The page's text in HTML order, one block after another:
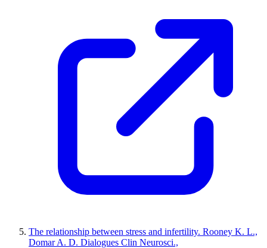
The relationship between stress and infertility. Rooney K. L.,
Domar A. D. Dialogues Clin Neurosci.,